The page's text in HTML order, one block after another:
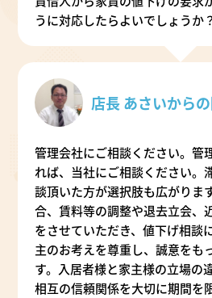
うに対応したらよいでしょうか
店長 あさいから
管理会社にご相談ください。管
れば、当社にご相談ください。
談頂いた方が選択肢も広がりま
合、賃料等の調整や退去立会、
をさせていただき、値下げ相談
主のお考えを尊重し、誠意をも
す。入居者様と家主様の立場の
相互の信頼関係を大切に期間を